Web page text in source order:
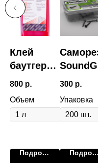
Клей
баутгер
(bautger)
800 р.
Объем
Подробнее
rd ГМ 3,5
х 32
300 р.
Упаковка
Подробнее